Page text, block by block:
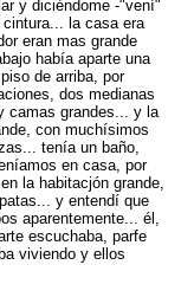
y diciéndome -"vení"
la casa era
eran mas grande
había aparte una
de arriba, por
dos medianas
camas grandes... y la
con muchísimos
tenía un baño,
en casa, por
la habitacjón grande,
y entendí que
aparentemente... él,
escuchaba, parfe
viviendo y ellos